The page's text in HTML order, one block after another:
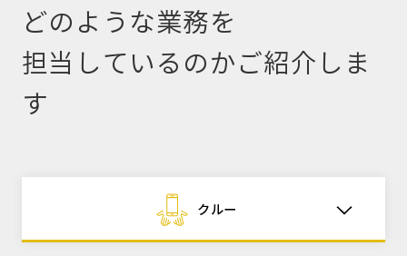
どのような業務を
担当しているのかご紹介しま
す
クルー